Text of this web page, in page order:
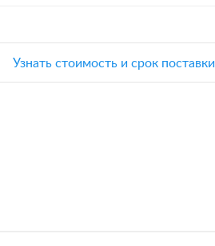
Узнать стоимость и срок поставки